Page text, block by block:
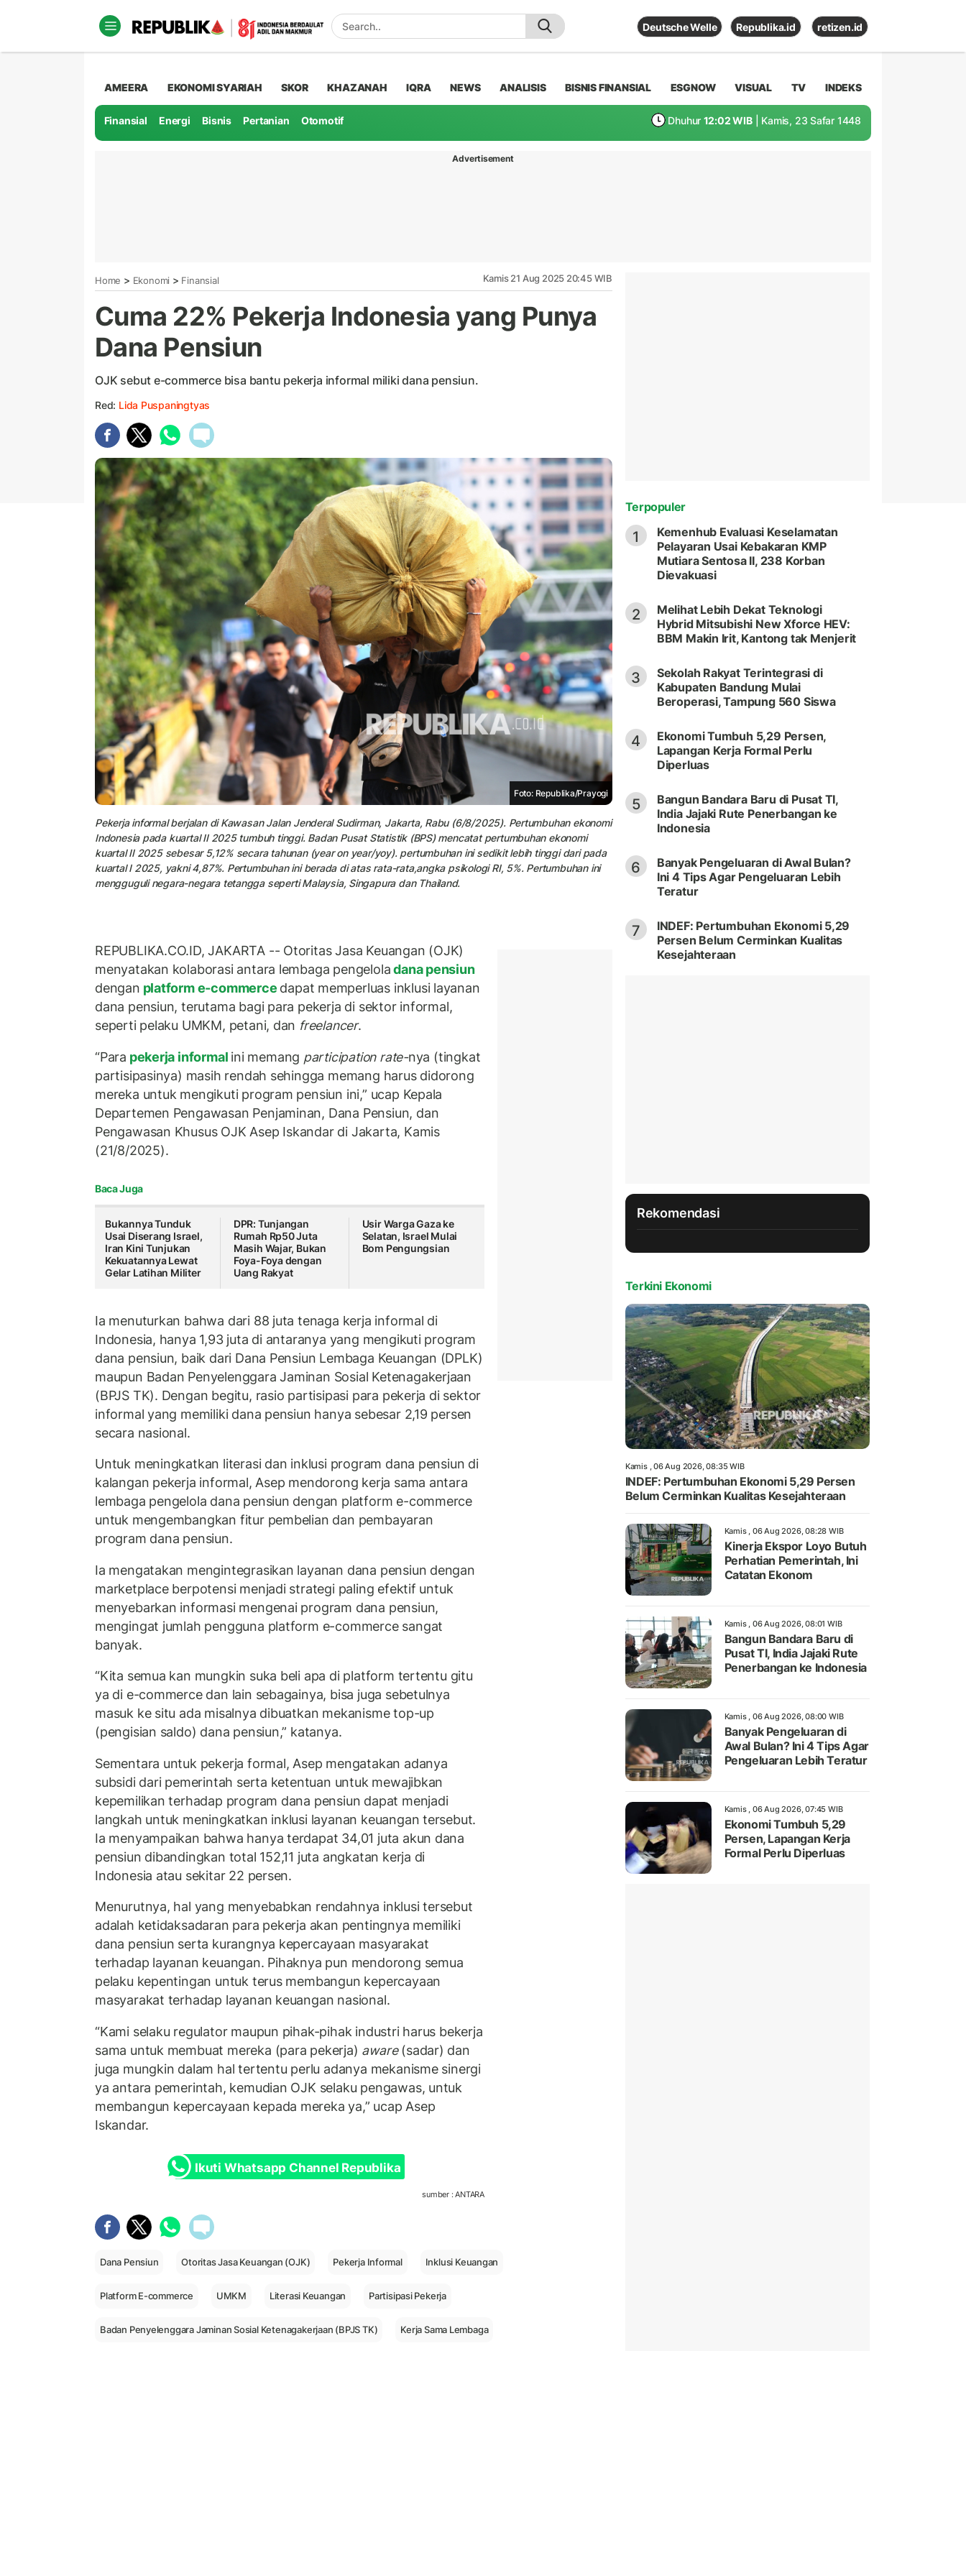
Deutsche Welle Republika.id retizen.id
AMEERA EKONOMI SYARIAH SKOR KHAZANAH IQRA NEWS ANALISIS BISNIS FINANSIAL ESGNOW VISUAL TV INDEKS
Finansial Energi Bisnis Pertanian Otomotif Dhuhur 12:02 WIB | Kamis, 23 Safar 1448
Advertisement
Home > Ekonomi > Finansial Kamis 21 Aug 2025 20:45 WIB
Cuma 22% Pekerja Indonesia yang Punya
Dana Pensiun
OJK sebut e-commerce bisa bantu pekerja informal miliki dana pensiun.
Red: Lida Puspaningtyas
Foto: Republika/Prayogi
Pekerja informal berjalan di Kawasan Jalan Jenderal Sudirman, Jakarta, Rabu (6/8/2025). Pertumbuhan ekonomi
Indonesia pada kuartal II 2025 tumbuh tinggi. Badan Pusat Statistik (BPS) mencatat pertumbuhan ekonomi
kuartal II 2025 sebesar 5,12% secara tahunan (year on year/yoy). pertumbuhan ini sedikit lebih tinggi dari pada
kuartal I 2025, yakni 4,87%. Pertumbuhan ini berada di atas rata-rata,angka psikologi RI, 5%. Pertumbuhan ini
mengguguli negara-negara tetangga seperti Malaysia, Singapura dan Thailand.
REPUBLIKA.CO.ID, JAKARTA -- Otoritas Jasa Keuangan (OJK)
menyatakan kolaborasi antara lembaga pengeloladana pensiun
dengan platform e-commerce dapat memperluas inklusi layanan
dana pensiun, terutama bagi para pekerja di sektor informal,
seperti pelaku UMKM, petani, dan freelancer.
“Para pekerja informal ini memang participation rate-nya (tingkat
partisipasinya) masih rendah sehingga memang harus didorong
mereka untuk mengikuti program pensiun ini,” ucap Kepala
Departemen Pengawasan Penjaminan, Dana Pensiun, dan
Pengawasan Khusus OJK Asep Iskandar di Jakarta, Kamis
(21/8/2025).
Baca Juga
Bukannya Tunduk
Usai Diserang Israel,
Iran Kini Tunjukan
Kekuatannya Lewat
Gelar Latihan Militer
DPR: Tunjangan
Rumah Rp50 Juta
Masih Wajar, Bukan
Foya-Foya dengan
Uang Rakyat
Usir Warga Gaza ke
Selatan, Israel Mulai
Bom Pengungsian
Ia menuturkan bahwa dari 88 juta tenaga kerja informal di
Indonesia, hanya 1,93 juta di antaranya yang mengikuti program
dana pensiun, baik dari Dana Pensiun Lembaga Keuangan (DPLK)
maupun Badan Penyelenggara Jaminan Sosial Ketenagakerjaan
(BPJS TK). Dengan begitu, rasio partisipasi para pekerja di sektor
informal yang memiliki dana pensiun hanya sebesar 2,19 persen
secara nasional.
Untuk meningkatkan literasi dan inklusi program dana pensiun di
kalangan pekerja informal, Asep mendorong kerja sama antara
lembaga pengelola dana pensiun dengan platform e-commerce
untuk mengembangkan fitur pembelian dan pembayaran
program dana pensiun.
Ia mengatakan mengintegrasikan layanan dana pensiun dengan
marketplace berpotensi menjadi strategi paling efektif untuk
menyebarkan informasi mengenai program dana pensiun,
mengingat jumlah pengguna platform e-commerce sangat
banyak.
“Kita semua kan mungkin suka beli apa di platform tertentu gitu
ya di e-commerce dan lain sebagainya, bisa juga sebetulnya
masuk ke situ ada misalnya dibuatkan mekanisme top-up
(pengisian saldo) dana pensiun,” katanya.
Sementara untuk pekerja formal, Asep mengatakan adanya
subsidi dari pemerintah serta ketentuan untuk mewajibkan
kepemilikan terhadap program dana pensiun dapat menjadi
langkah untuk meningkatkan inklusi layanan keuangan tersebut.
Ia menyampaikan bahwa hanya terdapat 34,01 juta akun dana
pensiun dibandingkan total 152,11 juta angkatan kerja di
Indonesia atau sekitar 22 persen.
Menurutnya, hal yang menyebabkan rendahnya inklusi tersebut
adalah ketidaksadaran para pekerja akan pentingnya memiliki
dana pensiun serta kurangnya kepercayaan masyarakat
terhadap layanan keuangan. Pihaknya pun mendorong semua
pelaku kepentingan untuk terus membangun kepercayaan
masyarakat terhadap layanan keuangan nasional.
“Kami selaku regulator maupun pihak-pihak industri harus bekerja
sama untuk membuat mereka (para pekerja) aware(sadar) dan
juga mungkin dalam hal tertentu perlu adanya mekanisme sinergi
ya antara pemerintah, kemudian OJK selaku pengawas, untuk
membangun kepercayaan kepada mereka ya,” ucap Asep
Iskandar.
Ikuti Whatsapp Channel Republika
sumber : ANTARA
Dana Pensiun Otoritas Jasa Keuangan (OJK) Pekerja Informal Inklusi Keuangan
Platform E-commerce UMKM Literasi Keuangan Partisipasi Pekerja
Badan Penyelenggara Jaminan Sosial Ketenagakerjaan (BPJS TK) Kerja Sama Lembaga
Terpopuler
1
Kemenhub Evaluasi Keselamatan
Pelayaran Usai Kebakaran KMP
Mutiara Sentosa II, 238 Korban
Dievakuasi
2
Melihat Lebih Dekat Teknologi
Hybrid Mitsubishi New Xforce HEV:
BBM Makin Irit, Kantong tak Menjerit
3
Sekolah Rakyat Terintegrasi di
Kabupaten Bandung Mulai
Beroperasi, Tampung 560 Siswa
4
Ekonomi Tumbuh 5,29 Persen,
Lapangan Kerja Formal Perlu
Diperluas
5
Bangun Bandara Baru di Pusat TI,
India Jajaki Rute Penerbangan ke
Indonesia
6
Banyak Pengeluaran di Awal Bulan?
Ini 4 Tips Agar Pengeluaran Lebih
Teratur
7
INDEF: Pertumbuhan Ekonomi 5,29
Persen Belum Cerminkan Kualitas
Kesejahteraan
Rekomendasi
Terkini Ekonomi
Kamis , 06 Aug 2026, 08:35 WIB
INDEF: Pertumbuhan Ekonomi 5,29 Persen
Belum Cerminkan Kualitas Kesejahteraan
Kamis , 06 Aug 2026, 08:28 WIB
Kinerja Ekspor Loyo Butuh
Perhatian Pemerintah, Ini
Catatan Ekonom
Kamis , 06 Aug 2026, 08:01 WIB
Bangun Bandara Baru di
Pusat TI, India Jajaki Rute
Penerbangan ke Indonesia
Kamis , 06 Aug 2026, 08:00 WIB
Banyak Pengeluaran di
Awal Bulan? Ini 4 Tips Agar
Pengeluaran Lebih Teratur
Kamis , 06 Aug 2026, 07:45 WIB
Ekonomi Tumbuh 5,29
Persen, Lapangan Kerja
Formal Perlu Diperluas